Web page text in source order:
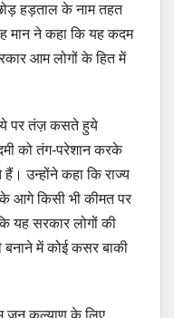
हड़ताल के नाम तहत
मान ने कहा कि यह कदम
आम लोगों के हित में
पर तंज़ कसते हुये
को तंग-परेशान करके
उन्होंने कहा कि राज्य
के आगे किसी भी कीमत पर
यह सरकार लोगों की
में कोई कसर बाकी
जन कल्याण के लिए